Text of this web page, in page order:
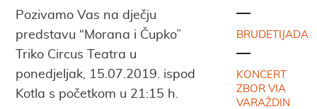
Pozivamo Vas na dječju
predstavu “Morana i Čupko”
Triko Circus Teatra u
ponedjeljak, 15.07.2019. ispod
Kotla s početkom u 21:15 h.
BRUDETIJADA
KONCERT
ZBOR VIA
VARAŽDIN